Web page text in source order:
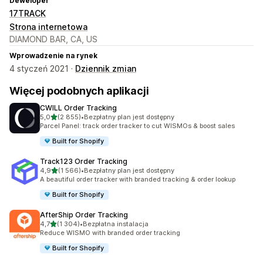
17TRACK
Strona internetowa
DIAMOND BAR, CA, US
Wprowadzenie na rynek
4 styczeń 2021 · Dziennik zmian
Więcej podobnych aplikacji
CWILL Order Tracking
5,0na 5 gwiazdek
(2 855)
Łączna liczba recenzji: 2855
•Bezpłatny plan jest dostępny
Parcel Panel: track order tracker to cut WISMOs & boost sales
Built for Shopify
Track123 Order Tracking
4,9na 5 gwiazdek
(1 566)
Łączna liczba recenzji: 1566
•Bezpłatny plan jest dostępny
A beautiful order tracker with branded tracking & order lookup
Built for Shopify
AfterShip Order Tracking
4,7na 5 gwiazdek
(1 304)
Łączna liczba recenzji: 1304
•Bezpłatna instalacja
Reduce WISMO with branded order tracking
Built for Shopify